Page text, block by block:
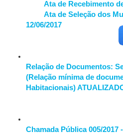
Ata de Recebimento
Ata de Seleção dos
12/06/2017
Relação de Documentos:
(Relação mínima de
Habitacionais)
Chamada Pública 005/2017